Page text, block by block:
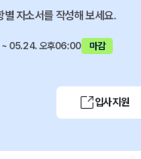
별 자소서를 작성해 보세요.
05.24. 오후06:00
마감
입사지원